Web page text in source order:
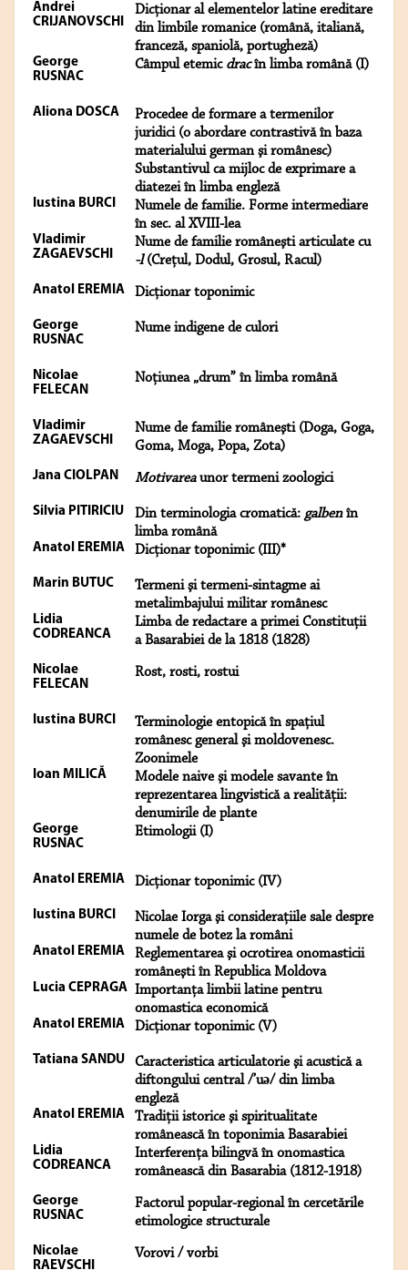
Andrei
CRIJANOVSCHI
Dicţionar al elementelor latine ereditare
din limbile romanice (română, italiană,
franceză, spaniolă, portugheză)
George
RUSNAC
Câmpul etemic dracîn limba română (I)
Aliona DOSCA
Procedee de formare a termenilor
juridici (o abordare contrastivă în baza
materialului german şi românesc)
Substantivul ca mijloc de exprimare a
diatezei în limba engleză
Iustina BURCI
Numele de familie. Forme intermediare
în sec. al XVIII-lea
Vladimir
ZAGAEVSCHI
Nume de familie româneşti articulate cu
-l(Creţul, Dodul, Grosul, Racul)
Anatol EREMIA Dicţionar toponimic
George
RUSNAC
Nume indigene de culori
Nicolae
FELECAN
Noţiunea „drum” în limba română
Vladimir
ZAGAEVSCHI
Nume de familie româneşti (Doga, Goga,
Goma, Moga, Popa, Zota)
Jana CIOLPAN Motivareaunor termeni zoologici
Silvia PITIRICIU Din terminologia cromatică: galbenîn
limba română
Anatol EREMIA Dicţionar toponimic (III)*
Marin BUTUC
Termeni şi termeni-sintagme ai
metalimbajului militar românesc
Lidia
CODREANCA
Limba de redactare a primei Constituţii
a Basarabiei de la 1818 (1828)
Nicolae
FELECAN
Rost, rosti, rostui
Iustina BURCI
Terminologie entopică în spaţiul
românesc general şi moldovenesc.
Zoonimele
Ioan MILICĂ
Modele naive şi modele savante în
reprezentarea lingvistică a realităţii:
denumirile de plante
George
RUSNAC
Etimologii (I)
Anatol EREMIA Dicţionar toponimic (IV)
Iustina BURCI
Nicolae Iorga şi consideraţiile sale despre
numele de botez la români
Anatol EREMIA
Reglementarea şi ocrotirea onomasticii
româneşti în Republica Moldova
Lucia CEPRAGA Importanţa limbii latine pentru
onomastica economică
Anatol EREMIA Dicţionar toponimic (V)
Tatiana SANDU
Caracteristica articulatorie şi acustică a
diftongului central /’uə/ din limba
engleză
Anatol EREMIA
Tradiţii istorice şi spiritualitate
românească în toponimia Basarabiei
Lidia
CODREANCA
Interferenţa bilingvă în onomastica
românească din Basarabia (1812-1918)
George
RUSNAC
Factorul popular-regional în cercetările
etimologice structurale
Nicolae
RAEVSCHI
Vorovi / vorbi